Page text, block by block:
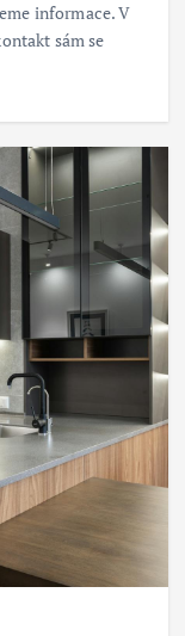
informace. V
sám se